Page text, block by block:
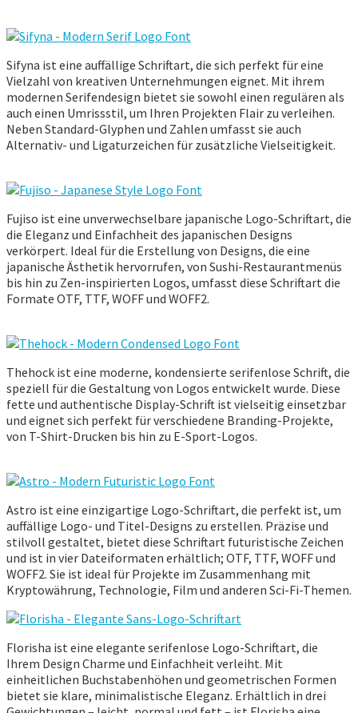
Sifyna ist eine auffällige Schriftart, die sich perfekt für eine
Vielzahl von kreativen Unternehmungen eignet. Mit ihrem
modernen Serifendesign bietet sie sowohl einen regulären als
auch einen Umrissstil, um Ihren Projekten Flair zu verleihen.
Neben Standard-Glyphen und Zahlen umfasst sie auch
Alternativ- und Ligaturzeichen für zusätzliche Vielseitigkeit.
Fujiso ist eine unverwechselbare japanische Logo-Schriftart, die
die Eleganz und Einfachheit des japanischen Designs
verkörpert. Ideal für die Erstellung von Designs, die eine
japanische Ästhetik hervorrufen, von Sushi-Restaurantmenüs
bis hin zu Zen-inspirierten Logos, umfasst diese Schriftart die
Formate OTF, TTF, WOFF und WOFF2.
Thehock ist eine moderne, kondensierte serifenlose Schrift, die
speziell für die Gestaltung von Logos entwickelt wurde. Diese
fette und authentische Display-Schrift ist vielseitig einsetzbar
und eignet sich perfekt für verschiedene Branding-Projekte,
von T-Shirt-Drucken bis hin zu E-Sport-Logos.
Astro ist eine einzigartige Logo-Schriftart, die perfekt ist, um
auffällige Logo- und Titel-Designs zu erstellen. Präzise und
stilvoll gestaltet, bietet diese Schriftart futuristische Zeichen
und ist in vier Dateiformaten erhältlich; OTF, TTF, WOFF und
WOFF2. Sie ist ideal für Projekte im Zusammenhang mit
Kryptowährung, Technologie, Film und anderen Sci-Fi-Themen.
Florisha ist eine elegante serifenlose Logo-Schriftart, die
Ihrem Design Charme und Einfachheit verleiht. Mit
einheitlichen Buchstabenhöhen und geometrischen Formen
bietet sie klare, minimalistische Eleganz. Erhältlich in drei